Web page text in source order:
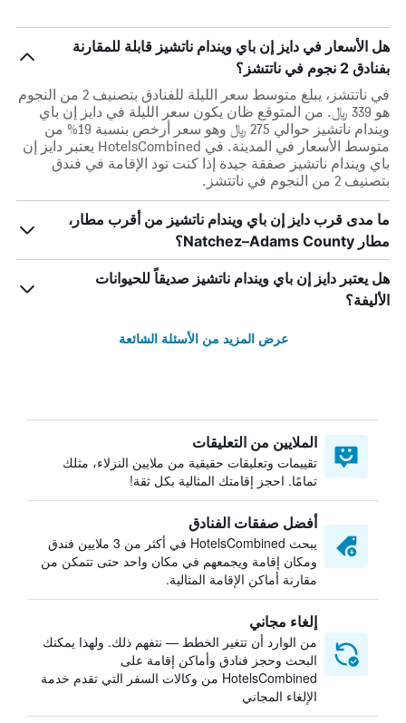
هل الأسعار في دايز إن باي ويندام ناتشيز قابلة للمقارنة
بفنادق 2 نجوم في ناتتشز؟
في ناتتشز، يبلغ متوسط ​​سعر الليلة للفنادق بتصنيف 2 من النجوم
هو 339 ﷼. من المتوقع ظان يكون سعر الليلة في دايز إن باي
ويندام ناتشيز حوالي 275 ﷼ وهو سعر أرخص بنسبة 19% من
متوسط الأسعار في المدينة. في HotelsCombined يعتبر دايز إن
باي ويندام ناتشيز صفقة جيدة إذا كنت تود الإقامة في فندق
بتصنيف 2 من النجوم في ناتتشز.
ما مدى قرب دايز إن باي ويندام ناتشيز من أقرب مطار،
مطار Natchez–Adams County؟
هل يعتبر دايز إن باي ويندام ناتشيز صديقاً للحيوانات
الأليفة؟
عرض المزيد من الأسئلة الشائعة
الملايين من التعليقات
تقييمات وتعليقات حقيقية من ملايين النزلاء، مثلك
تمامًا. احجز إقامتك المثالية بكل ثقة!
أفضل صفقات الفنادق
يبحث HotelsCombined في أكثر من 3 ملايين فندق
ومكان إقامة ويجمعهم في مكان واحد حتى تتمكن من
مقارنة أماكن الإقامة المثالية.
إلغاء مجاني
من الوارد أن تتغير الخطط — نتفهم ذلك. ولهذا يمكنك
البحث وحجز فنادق وأماكن إقامة على
HotelsCombined من وكالات السفر التي تقدم خدمة
الإلغاء المجاني